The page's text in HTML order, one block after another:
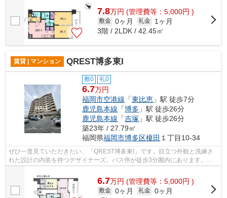
7.8万円 (管理費等：5,000円 )
敷金 0ヶ月 礼金
1ヶ月
3階 / 2LDK / 42.45㎡
賃貸 | マンション QREST博多東I
敷0 礼0
6.7万円
福岡市空港線 「東比恵 」駅 徒歩7分
鹿児島本線 「博多 」駅 徒歩26分
鹿児島本線 「吉塚 」駅 徒歩26分
築23年 / 27.79㎡
福岡県福岡市博多区榎田 １丁目10-34
ぜひ一度見ていただきたい、「QREST博多東I」です。目立つ外観と洗練さ
れた設計の内装を持つデザイナーズ。バス停が徒歩3分圏内にあります。風
6.7万円 (管理費等：5,000円 )
敷金 0ヶ月 礼金 0ヶ月